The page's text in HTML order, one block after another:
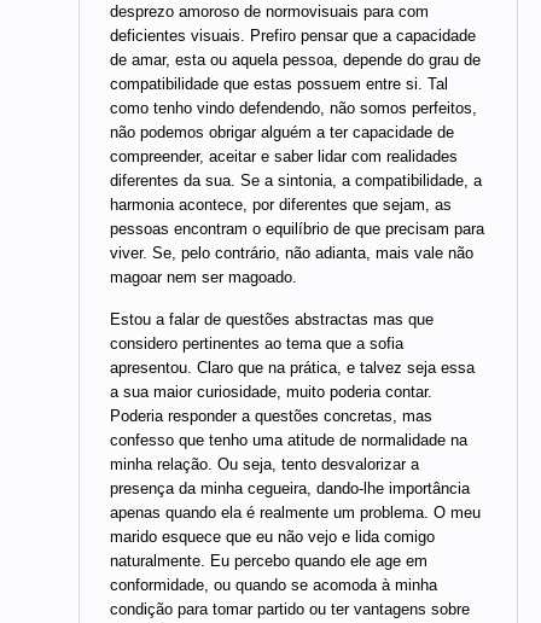
desprezo amoroso de normovisuais para com
deficientes visuais. Prefiro pensar que a capacidade
de amar, esta ou aquela pessoa, depende do grau de
compatibilidade que estas possuem entre si. Tal
como tenho vindo defendendo, não somos perfeitos,
não podemos obrigar alguém a ter capacidade de
compreender, aceitar e saber lidar com realidades
diferentes da sua. Se a sintonia, a compatibilidade, a
harmonia acontece, por diferentes que sejam, as
pessoas encontram o equilíbrio de que precisam para
viver. Se, pelo contrário, não adianta, mais vale não
magoar nem ser magoado.
Estou a falar de questões abstractas mas que
considero pertinentes ao tema que a sofia
apresentou. Claro que na prática, e talvez seja essa
a sua maior curiosidade, muito poderia contar.
Poderia responder a questões concretas, mas
confesso que tenho uma atitude de normalidade na
minha relação. Ou seja, tento desvalorizar a
presença da minha cegueira, dando-lhe importância
apenas quando ela é realmente um problema. O meu
marido esquece que eu não vejo e lida comigo
naturalmente. Eu percebo quando ele age em
conformidade, ou quando se acomoda à minha
condição para tomar partido ou ter vantagens sobre